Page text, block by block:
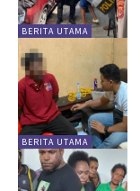
BERITA UTAMA
BERITA UTAMA